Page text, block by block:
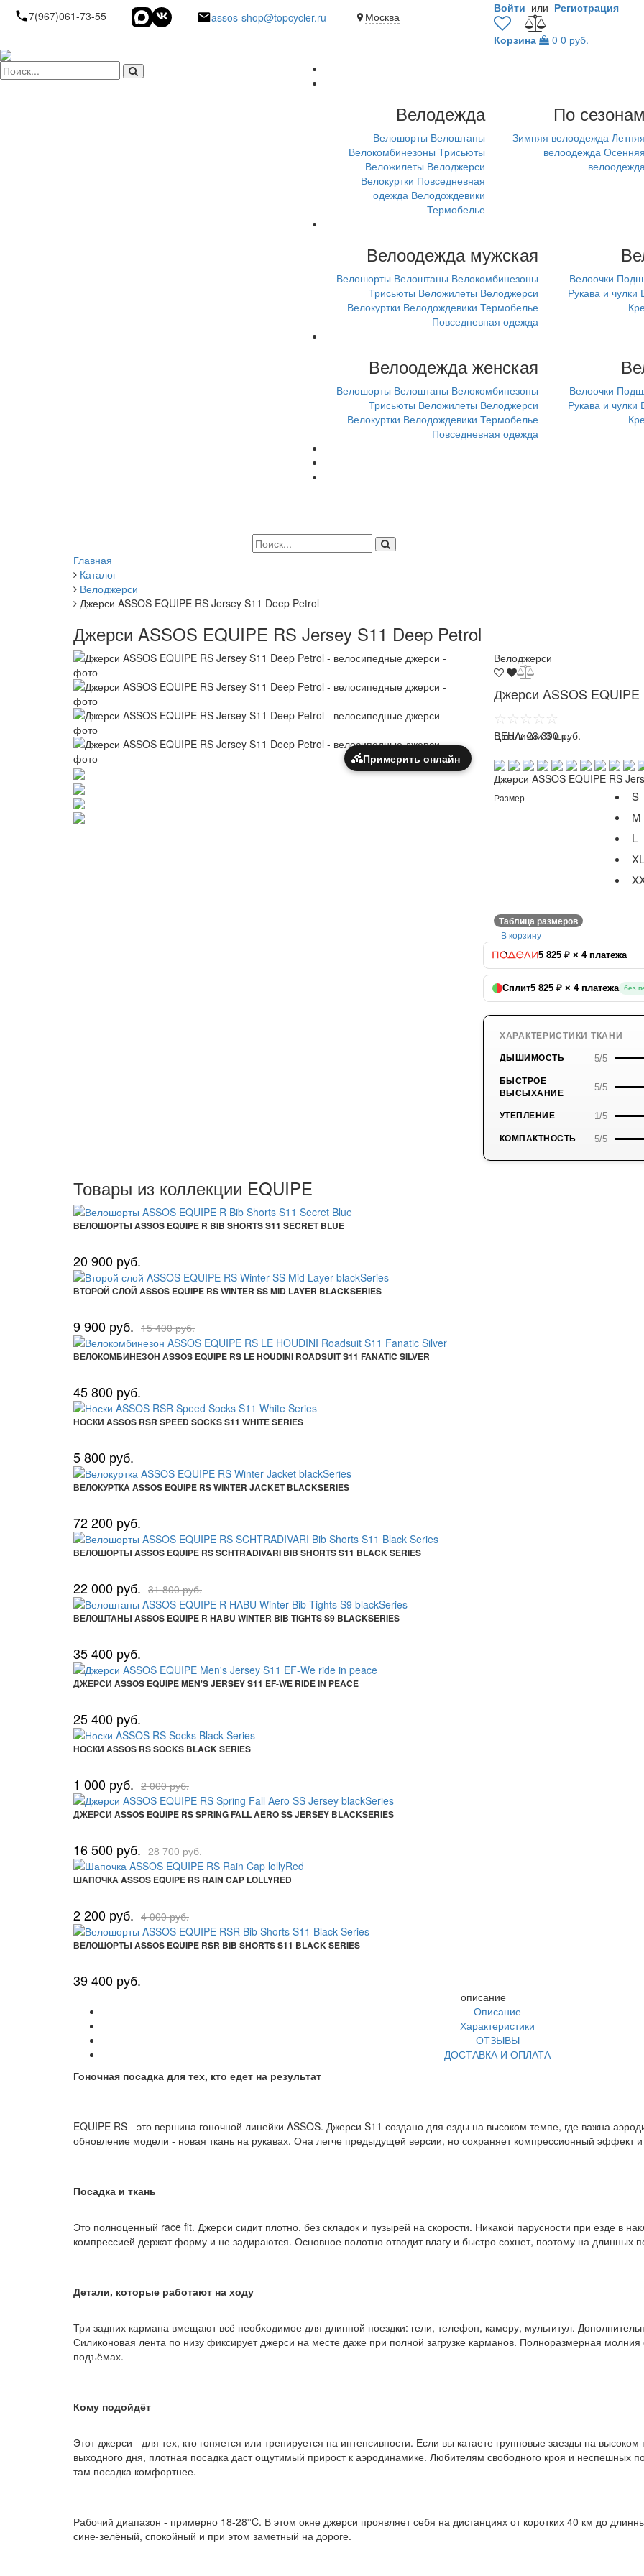
7(967)061-73-55 assos-shop@topcycler.ru Москва
Войти или Регистрация
Корзина 0 0 руб.
Велодежда
Велошорты Велоштаны
Велокомбинезоны Трисьюты
Веложилеты Велоджерси
Велокуртки Повседневная
одежда Велодождевики
Термобелье
По сезонам
Зимняя велоодежда Летняя
велоодежда Осенняя
Велоодежда мужская
Велошорты Велоштаны Велокомбинезоны
Трисьюты Веложилеты Велоджерси
Велокуртки Велодождевики Термобелье
Повседневная одежда
Велоочки
Рукава и чулки
Велоодежда женская
Велошорты Велоштаны Велокомбинезоны
Трисьюты Веложилеты Велоджерси
Велокуртки Велодождевики Термобелье
Повседневная одежда
Велоочки
Рукава и чулки
Главная
Каталог
Велоджерси
Джерси ASSOS EQUIPE RS Jersey S11 Deep Petrol
Джерси ASSOS EQUIPE RS Jersey S11 Deep Petrol
Примерить онлайн
Велоджерси
Джерси ASSOS
☆☆☆☆☆
ЦЕНА:23 300 руб.
В наличии 3 шт.
Джерси ASSOS EQUIPE RS
Размер
S
M
L
XL
Таблица размеров
В корзину
5 825 ₽ × 4 платежа
Сплит5 825 ₽ × 4 платежа без
ХАРАКТЕРИСТИКИ ТКАНИ
ДЫШИМОСТЬ 5/5
БЫСТРОЕ
ВЫСЫХАНИЕ
5/5
УТЕПЛЕНИЕ 1/5
КОМПАКТНОСТЬ 5/5
Товары из коллекции EQUIPE
ВЕЛОШОРТЫ ASSOS EQUIPE R BIB SHORTS S11 SECRET BLUE
20 900 руб.
ВТОРОЙ СЛОЙ ASSOS EQUIPE RS WINTER SS MID LAYER BLACKSERIES
9 900 руб. 15 400 руб.
ВЕЛОКОМБИНЕЗОН ASSOS EQUIPE RS LE HOUDINI ROADSUIT S11 FANATIC SILVER
45 800 руб.
НОСКИ ASSOS RSR SPEED SOCKS S11 WHITE SERIES
5 800 руб.
ВЕЛОКУРТКА ASSOS EQUIPE RS WINTER JACKET BLACKSERIES
72 200 руб.
ВЕЛОШОРТЫ ASSOS EQUIPE RS SCHTRADIVARI BIB SHORTS S11 BLACK SERIES
22 000 руб. 31 800 руб.
ВЕЛОШТАНЫ ASSOS EQUIPE R HABU WINTER BIB TIGHTS S9 BLACKSERIES
35 400 руб.
ДЖЕРСИ ASSOS EQUIPE MEN'S JERSEY S11 EF-WE RIDE IN PEACE
25 400 руб.
НОСКИ ASSOS RS SOCKS BLACK SERIES
1 000 руб. 2 000 руб.
ДЖЕРСИ ASSOS EQUIPE RS SPRING FALL AERO SS JERSEY BLACKSERIES
16 500 руб. 28 700 руб.
ШАПОЧКА ASSOS EQUIPE RS RAIN CAP LOLLYRED
2 200 руб. 4 000 руб.
ВЕЛОШОРТЫ ASSOS EQUIPE RSR BIB SHORTS S11 BLACK SERIES
39 400 руб.
описание
Описание
Характеристики
ОТЗЫВЫ
ДОСТАВКА И ОПЛАТА
Гоночная посадка для тех, кто едет на результат
EQUIPE RS - это вершина гоночной линейки ASSOS. Джерси S11 создано для езды на высоком темпе, где важна
обновление модели - новая ткань на рукавах. Она легче предыдущей версии, но сохраняет компрессионный эффект
Посадка и ткань
Это полноценный race fit. Джерси сидит плотно, без складок и пузырей на скорости. Никакой парусности при езде в
компрессией держат форму и не задираются. Основное полотно отводит влагу и быстро сохнет, поэтому на длинных
Детали, которые работают на ходу
Три задних кармана вмещают всё необходимое для длинной поездки: гели, телефон, камеру, мультитул.
Силиконовая лента по низу фиксирует джерси на месте даже при полной загрузке карманов. Полноразмерная
подъёмах.
Кому подойдёт
Этот джерси - для тех, кто гоняется или тренируется на интенсивности. Если вы катаете групповые заезды на
выходного дня, плотная посадка даст ощутимый прирост к аэродинамике. Любителям свободного кроя и неспешных
там посадка комфортнее.
Рабочий диапазон - примерно 18-28°C. В этом окне джерси проявляет себя на дистанциях от коротких 40 км до
сине-зелёный, спокойный и при этом заметный на дороге.